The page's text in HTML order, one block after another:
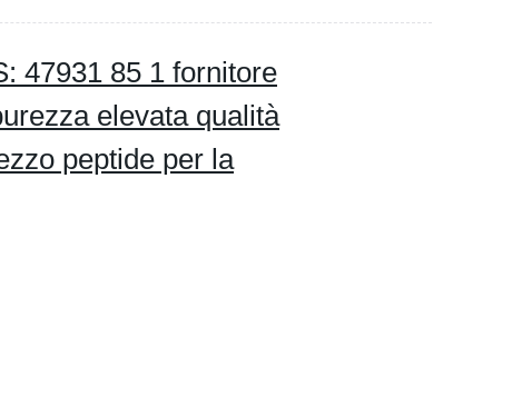
47931 85 1 fornitore
elevata qualità
peptide per la